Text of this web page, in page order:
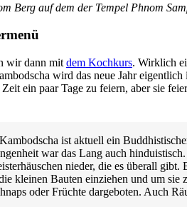
Berg auf dem der Tempel Phnom
wir dann mit dem Kochkurs. Wirklich
wird das neue Jahr
ein paar Tage zu feiern, aber sie
ist aktuell ein
war das Lang auch
nieder, die es überall
kleinen Bauten einziehen und um
oder Früchte dargeboten. Auch